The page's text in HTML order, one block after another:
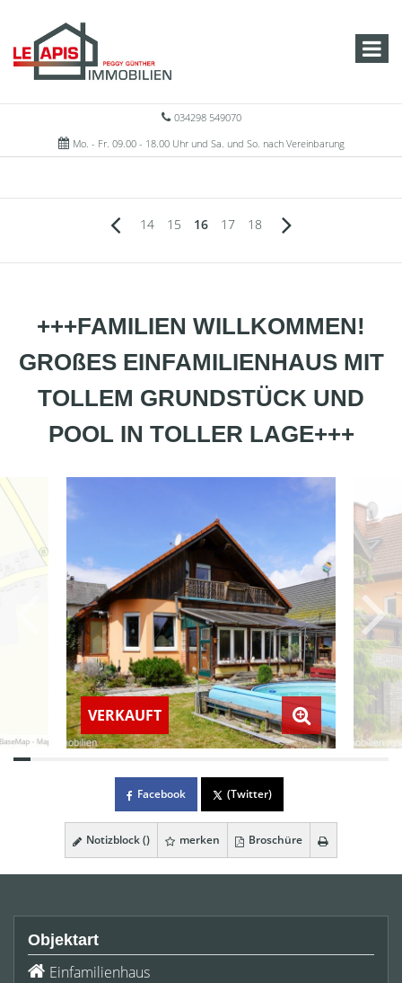
034298 549070
Mo. - Fr. 09.00 - 18.00 Uhr und Sa. und So. nach Vereinbarung
14 15 16 17 18
+++FAMILIEN WILLKOMMEN!
GROßES EINFAMILIENHAUS MIT
TOLLEM GRUNDSTÜCK UND
POOL IN TOLLER LAGE+++
VERKAUFT
Facebook (Twitter)
Notizblock () merken Broschüre
Objektart
Einfamilienhaus